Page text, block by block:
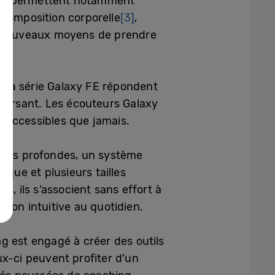
corporelle[3],
moyens de prendre
la série Galaxy FE répondent
Les écouteurs Galaxy
que jamais.
profondes, un système
et plusieurs tailles
ils s’associent sans effort à
intuitive au quotidien.
est engagé à créer des outils
ci peuvent profiter d’un